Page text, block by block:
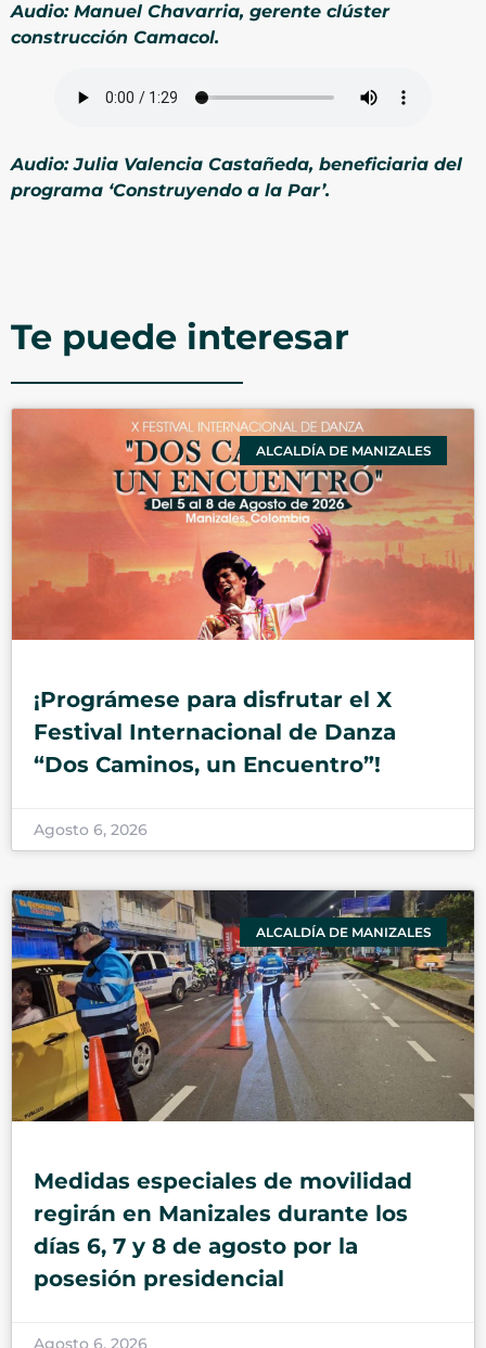
Audio: Manuel Chavarria, gerente clúster
construcción Camacol.
Audio: Julia Valencia Castañeda, beneficiaria del
programa ‘Construyendo a la Par’.
Te puede interesar
ALCALDÍA DE MANIZALES
¡Prográmese para disfrutar el X
Festival Internacional de Danza
“Dos Caminos, un Encuentro”!
Agosto 6, 2026
ALCALDÍA DE MANIZALES
Medidas especiales de movilidad
regirán en Manizales durante los
días 6, 7 y 8 de agosto por la
posesión presidencial